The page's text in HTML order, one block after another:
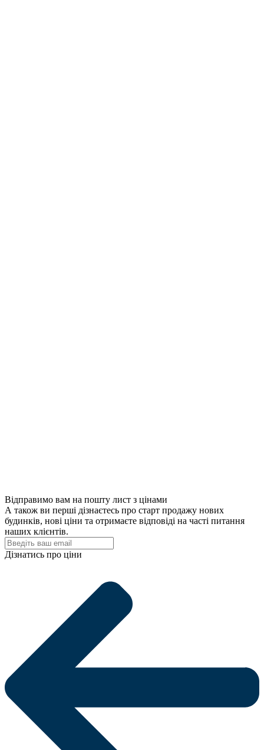
Відправимо вам на пошту лист з цінами
А також ви перші дізнаєтесь про старт продажу нових
будинків, нові ціни та отримаєте відповіді на часті питання
наших клієнтів.
Дізнатись про ціни